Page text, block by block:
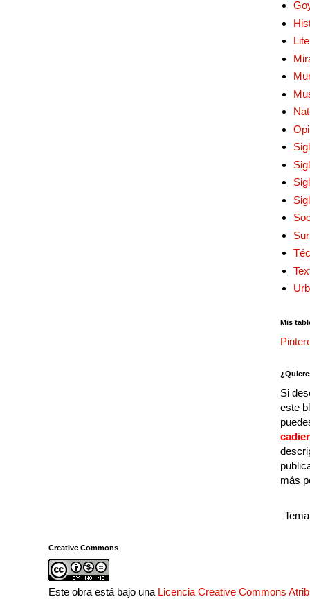
Mis
Si
este
más
Creative Commons
Este obra está bajo una Licencia Creative Commons